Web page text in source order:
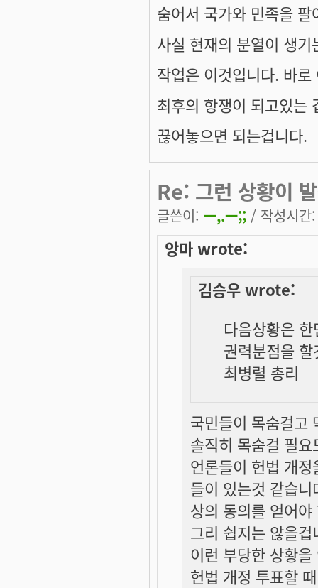
숨어서 국가와 민족을
사실 현재의 분열이 생
작업은 이것입니다. 바
최후의 항쟁이 되고있는
끊어놓으면 되는겁니다.
Re: 그런 상황이
글쓴이: ㅡ,.ㅡ;; / 작성시
앙마 wrote:
김승우 wrote:
다음상황은
권력분점을
최병렬 총리
국민들이 목숨걸고
솔직히 목숨걸 필
언론들이 헌법 개
들이 있는것 같습
상의 동의를 얻어
그리 쉽지는 않을겁
이런 부당한 상황
헌법 개정 투표할